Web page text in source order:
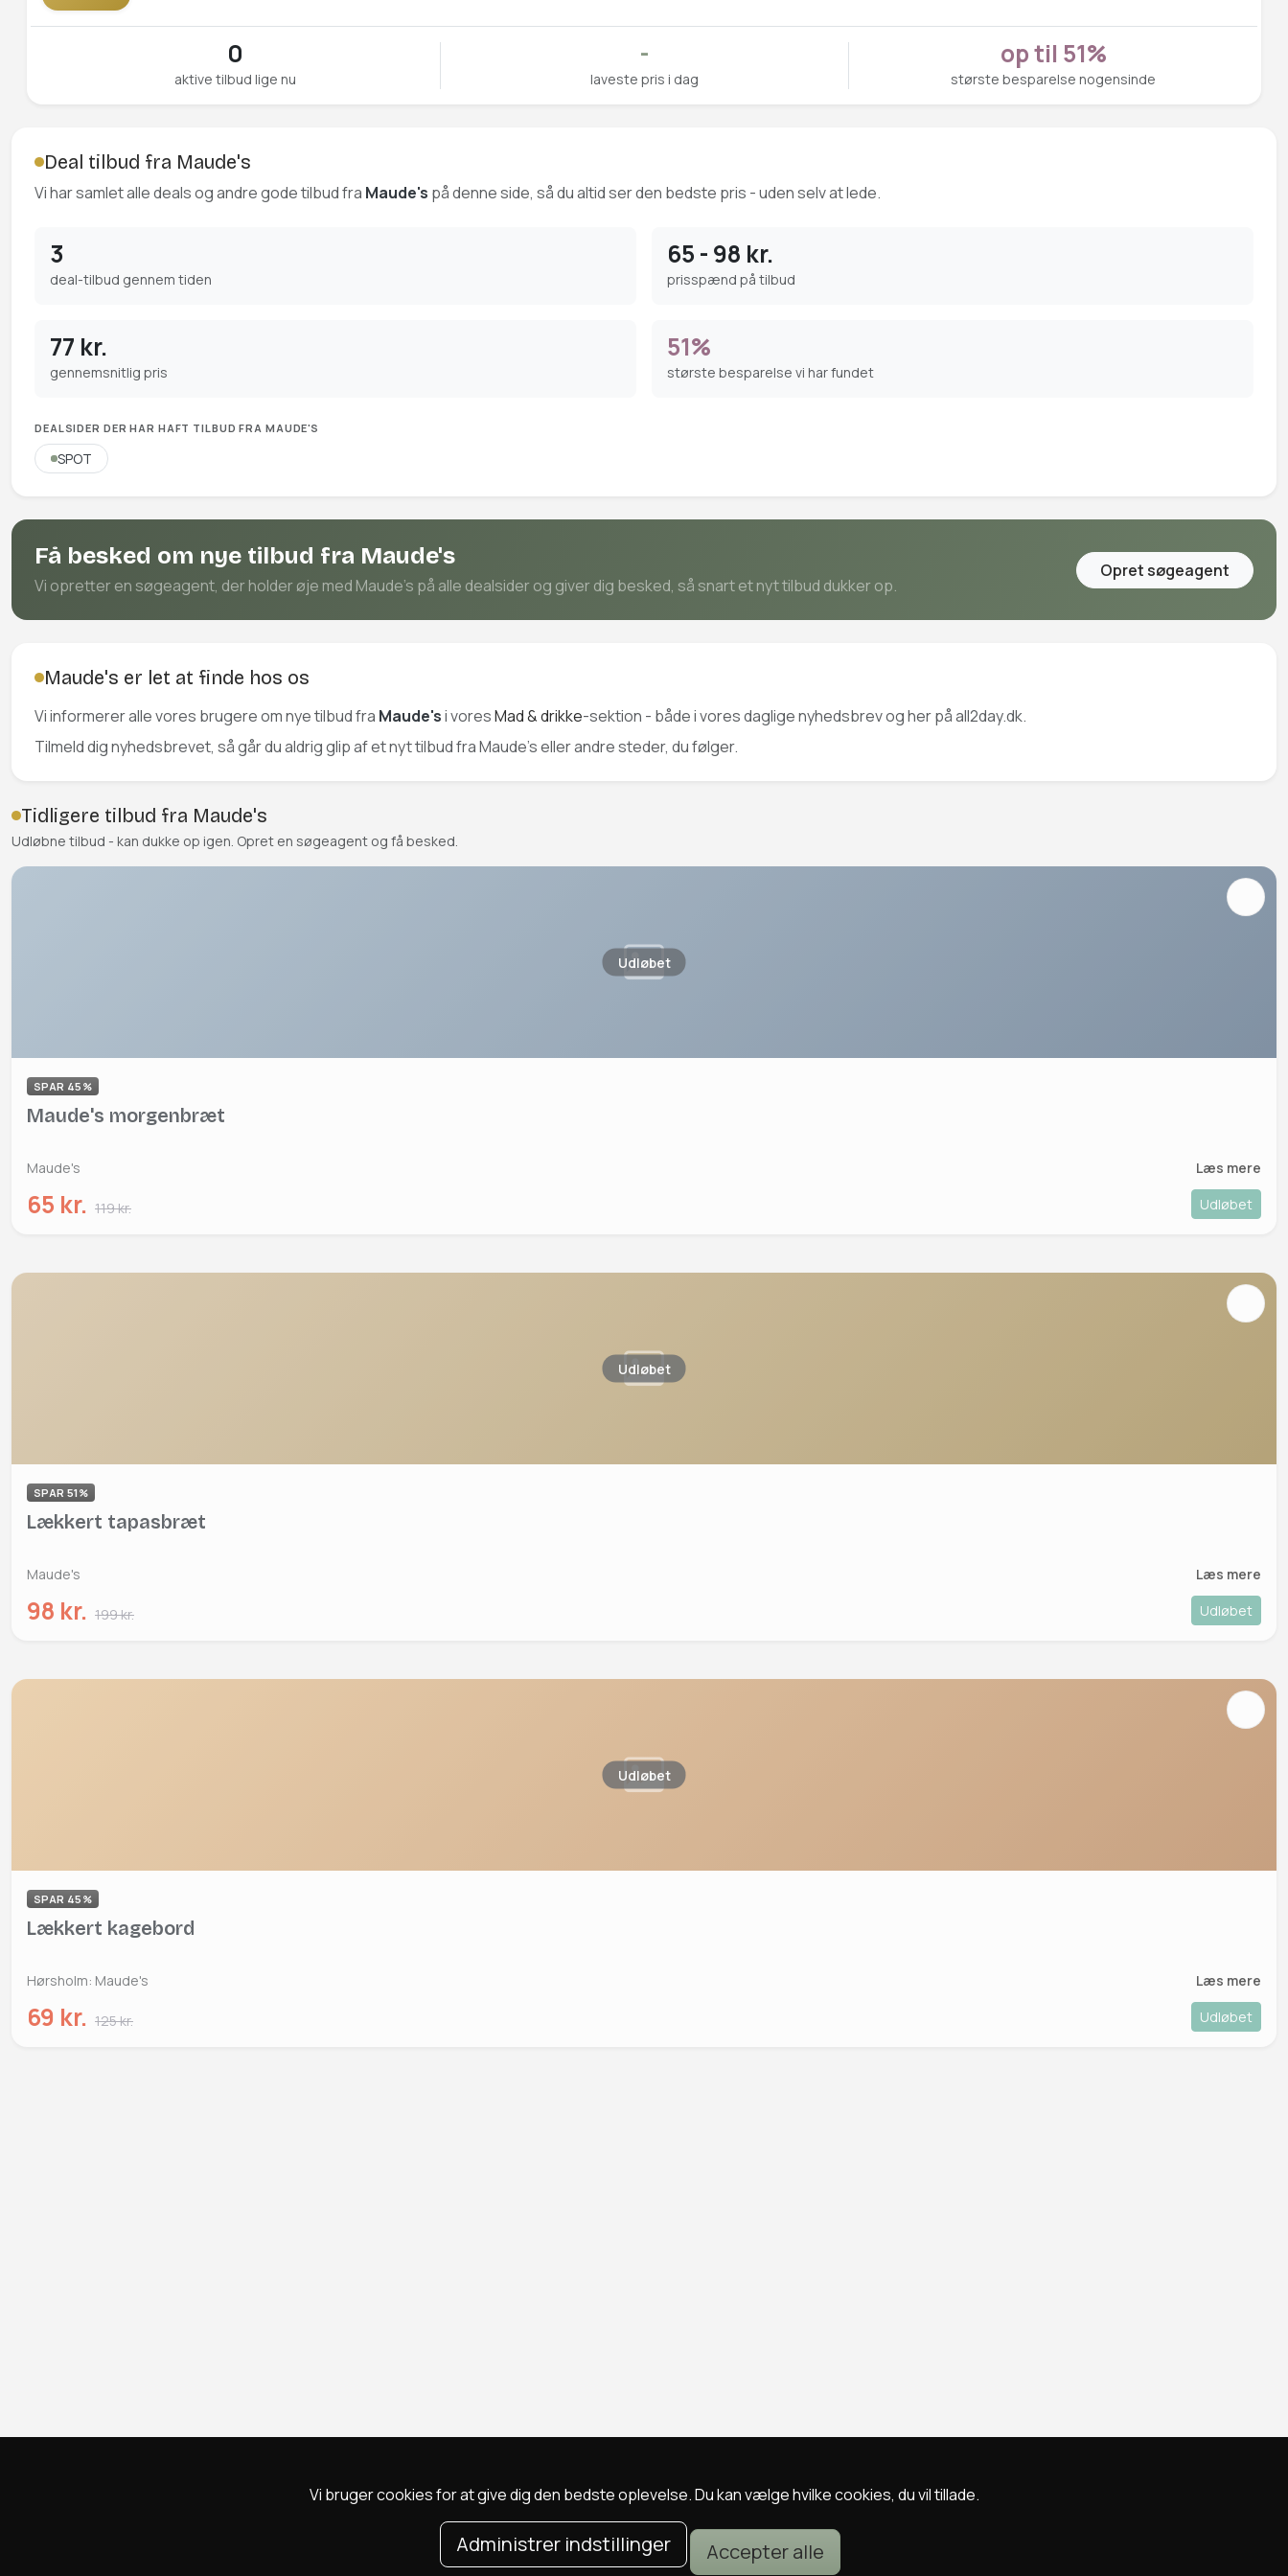
Vi bruger cookies for at give dig den bedste oplevelse. Du kan vælge hvilke cookies, du vil tillade.
Administrer indstillinger Accepter alle
0
aktive tilbud lige nu
-
laveste pris i dag
op til 51%
største besparelse nogensinde
Deal tilbud fra Maude's
Vi har samlet alle deals og andre gode tilbud fra Maude's på denne side, så du altid ser den bedste pris - uden selv at lede.
3
deal-tilbud gennem tiden
65 - 98 kr.
prisspænd på tilbud
77 kr.
gennemsnitlig pris
51%
største besparelse vi har fundet
DEALSIDER DER HAR HAFT TILBUD FRA MAUDE'S
SPOT
Få besked om nye tilbud fra Maude's
Vi opretter en søgeagent, der holder øje med Maude's på alle dealsider og giver dig besked, så snart et nyt tilbud dukker op.
Opret søgeagent
Maude's er let at finde hos os
Vi informerer alle vores brugere om nye tilbud fra Maude'si voresMad & drikke-sektion - både i vores daglige nyhedsbrev og her på all2day.dk.
Tilmeld dig nyhedsbrevet, så går du aldrig glip af et nyt tilbud fra Maude's eller andre steder, du følger.
Tidligere tilbud fra Maude's
Udløbne tilbud - kan dukke op igen. Opret en søgeagent og få besked.
Udløbet
SPAR 45%
Maude's morgenbræt
Maude's Læs mere
65 kr. 119 kr. Udløbet
Udløbet
SPAR 51%
Lækkert tapasbræt
Maude's Læs mere
98 kr. 199 kr. Udløbet
Udløbet
SPAR 45%
Lækkert kagebord
Hørsholm: Maude's Læs mere
69 kr. 125 kr. Udløbet